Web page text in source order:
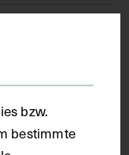
bzw.
bestimmte